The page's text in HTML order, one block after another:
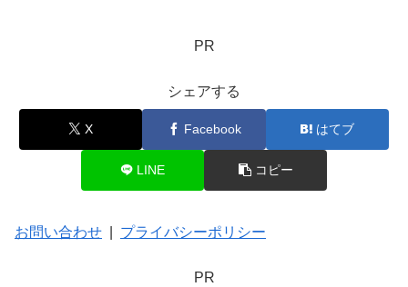
PR
シェアする
X Facebook はてブ
LINE コピー
お問い合わせ プライバシーポリシー
PR